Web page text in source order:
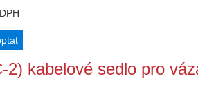
2) kabelové sedlo pro